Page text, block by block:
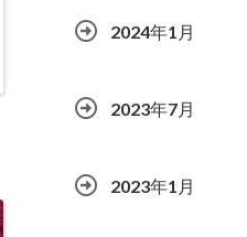
2024年1月
2023年7月
2023年1月